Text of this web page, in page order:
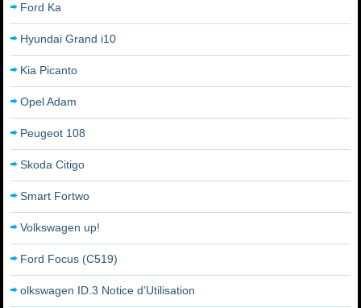
Ford Ka
Hyundai Grand i10
Kia Picanto
Opel Adam
Peugeot 108
Skoda Citigo
Smart Fortwo
Volkswagen up!
Ford Focus (C519)
olkswagen ID.3 Notice d’Utilisation